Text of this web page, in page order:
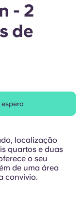
- 2
de
espera
localização
quartos e duas
o seu
de uma área
convívio.